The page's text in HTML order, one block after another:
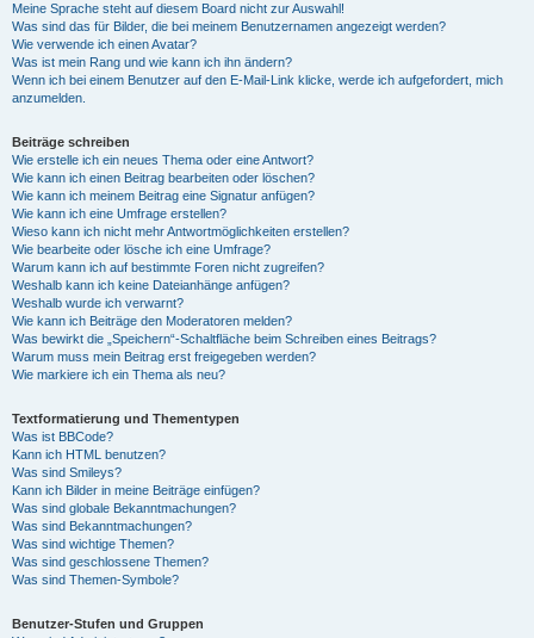
Meine Sprache steht auf diesem Board nicht zur Auswahl!
Was sind das für Bilder, die bei meinem Benutzernamen angezeigt werden?
Wie verwende ich einen Avatar?
Was ist mein Rang und wie kann ich ihn ändern?
Wenn ich bei einem Benutzer auf den E-Mail-Link klicke, werde ich aufgefordert, mich
anzumelden.
Beiträge schreiben
Wie erstelle ich ein neues Thema oder eine Antwort?
Wie kann ich einen Beitrag bearbeiten oder löschen?
Wie kann ich meinem Beitrag eine Signatur anfügen?
Wie kann ich eine Umfrage erstellen?
Wieso kann ich nicht mehr Antwortmöglichkeiten erstellen?
Wie bearbeite oder lösche ich eine Umfrage?
Warum kann ich auf bestimmte Foren nicht zugreifen?
Weshalb kann ich keine Dateianhänge anfügen?
Weshalb wurde ich verwarnt?
Wie kann ich Beiträge den Moderatoren melden?
Was bewirkt die „Speichern“-Schaltfläche beim Schreiben eines Beitrags?
Warum muss mein Beitrag erst freigegeben werden?
Wie markiere ich ein Thema als neu?
Textformatierung und Thementypen
Was ist BBCode?
Kann ich HTML benutzen?
Was sind Smileys?
Kann ich Bilder in meine Beiträge einfügen?
Was sind globale Bekanntmachungen?
Was sind Bekanntmachungen?
Was sind wichtige Themen?
Was sind geschlossene Themen?
Was sind Themen-Symbole?
Benutzer-Stufen und Gruppen